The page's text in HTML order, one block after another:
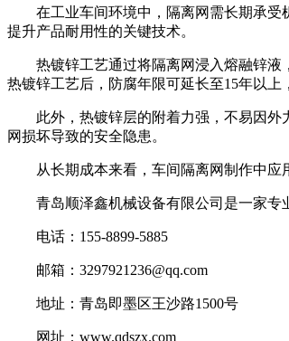
在工业车间环境中，隔离网需长期承受机
提升产品耐用性的关键技术。
热镀锌工艺通过将隔离网浸入熔融锌液，
热镀锌工艺后，防腐年限可延长至15年以上
此外，热镀锌层的附着力强，不易因外力
网损坏导致的安全隐患。
从长期成本来看，车间隔离网制作中应用
青岛顺泽鑫机械设备有限公司是一家专业
电话：155-8899-5885
邮箱：3297921236@qq.com
地址：青岛即墨区王沙路1500号
网址：www.qdszx.com